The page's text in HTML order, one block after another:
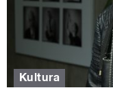
Kultura